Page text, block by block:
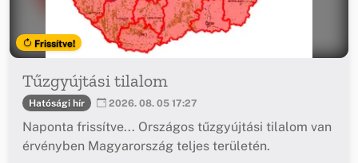
Frissítve!
Tűzgyújtási tilalom
Hatósági hír 2026. 08. 05 17:27
Naponta frissítve... Országos tűzgyújtási tilalom van
érvényben Magyarország teljes területén.